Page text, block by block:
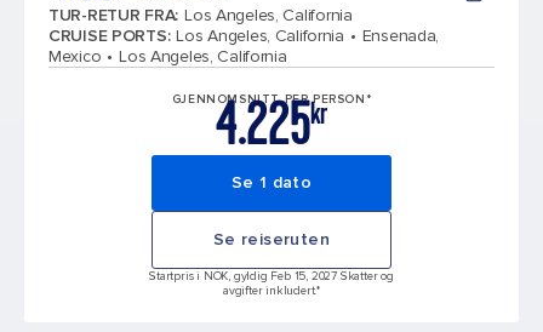
TUR-RETUR FRA: Los Angeles, California
CRUISE PORTS: Los Angeles, California
Ensenada,
Mexico
Los Angeles, California
GJENNOMSNITT PER PERSON*
kr
4.225
Se 1 dato
Se reiseruten
Startpris i NOK, gyldig Feb 15, 2027 Skatter og
avgifter inkludert.*